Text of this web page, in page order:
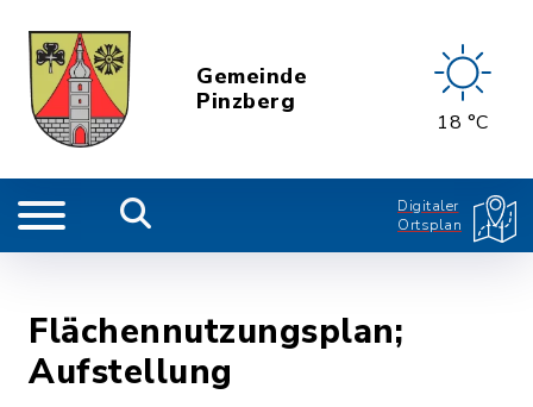
Gemeinde
Pinzberg
18 °C
Digitaler
Ortsplan
Flächennutzungsplan;
Aufstellung